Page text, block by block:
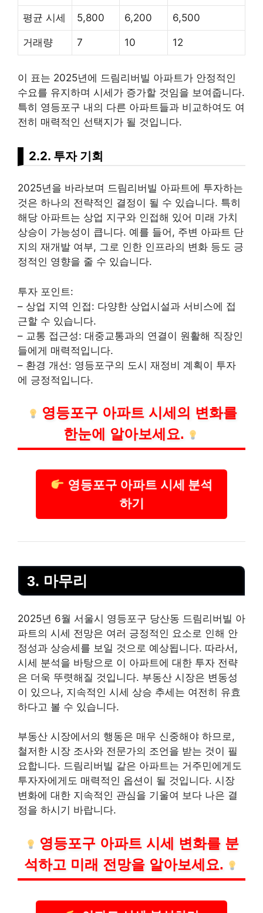
평균 시세 5,800 6,200 6,500
거래량 7 10 12
이 표는 2025년에 드림리버빌 아파트가 안정적인
수요를 유지하며 시세가 증가할 것임을 보여줍니다.
특히 영등포구 내의 다른 아파트들과 비교하여도 여
전히 매력적인 선택지가 될 것입니다.
2.2. 투자 기회
2025년을 바라보며 드림리버빌 아파트에 투자하는
것은 하나의 전략적인 결정이 될 수 있습니다. 특히
해당 아파트는 상업 지구와 인접해 있어 미래 가치
상승이 가능성이 큽니다. 예를 들어, 주변 아파트 단
지의 재개발 여부, 그로 인한 인프라의 변화 등도 긍
정적인 영향을 줄 수 있습니다.
투자 포인트:
– 상업 지역 인접: 다양한 상업시설과 서비스에 접
근할 수 있습니다.
– 교통 접근성: 대중교통과의 연결이 원활해 직장인
들에게 매력적입니다.
– 환경 개선: 영등포구의 도시 재정비 계획이 투자
에 긍정적입니다.
영등포구 아파트 시세의 변화를
한눈에 알아보세요.
영등포구 아파트 시세 분석
하기
3. 마무리
2025년 6월 서울시 영등포구 당산동 드림리버빌 아
파트의 시세 전망은 여러 긍정적인 요소로 인해 안
정성과 상승세를 보일 것으로 예상됩니다. 따라서,
시세 분석을 바탕으로 이 아파트에 대한 투자 전략
은 더욱 뚜렷해질 것입니다. 부동산 시장은 변동성
이 있으나, 지속적인 시세 상승 추세는 여전히 유효
하다고 볼 수 있습니다.
부동산 시장에서의 행동은 매우 신중해야 하므로,
철저한 시장 조사와 전문가의 조언을 받는 것이 필
요합니다. 드림리버빌 같은 아파트는 거주민에게도
투자자에게도 매력적인 옵션이 될 것입니다. 시장
변화에 대한 지속적인 관심을 기울여 보다 나은 결
정을 하시기 바랍니다.
영등포구 아파트 시세 변화를 분
석하고 미래 전망을 알아보세요.